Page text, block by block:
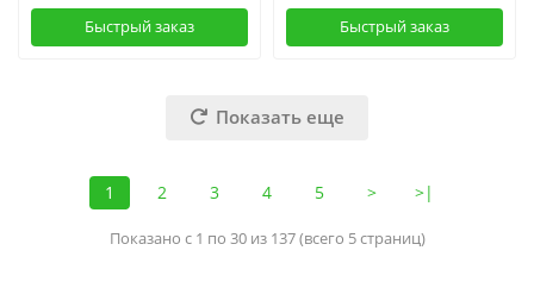
Быстрый заказ Быстрый заказ
Показать еще
1 2 3 4 5 > >|
Показано с 1 по 30 из 137 (всего 5 страниц)